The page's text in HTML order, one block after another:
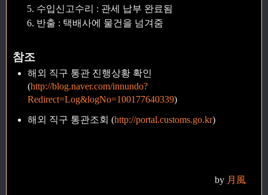
수입신고수리 : 관세 납부 완료됨
반출 : 택배사에 물건을 넘겨줌
참조
해외 직구 통관 진행상황 확인
(http://blog.naver.com/innundo?
Redirect=Log&logNo=100177640339)
해외 직구 통관조회 (http://portal.customs.go.kr)
by 月風